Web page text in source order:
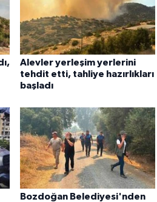
Alevler yerleşim yerlerini
tehdit etti, tahliye hazırlıkları
başladı
Bozdoğan Belediyesi'nden